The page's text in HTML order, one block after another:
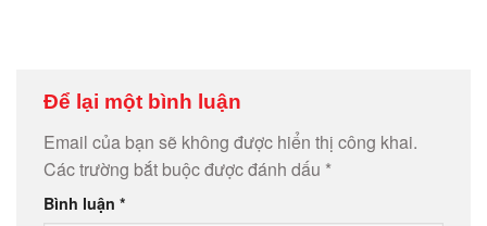
Để lại một bình luận
Email của bạn sẽ không được hiển thị công khai.
Các trường bắt buộc được đánh dấu *
Bình luận *